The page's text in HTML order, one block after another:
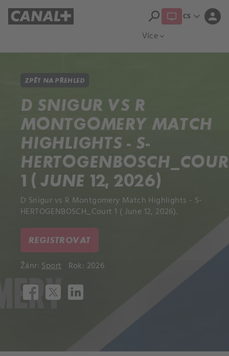
Více expand_more
search CS expand_more person
ZPĚT NA PŘEHLED
D SNIGUR VS R
MONTGOMERY MATCH
HIGHLIGHTS - S-
1 ( JUNE 12, 2026)
D Snigur vs R Montgomery Match Highlights - S-
HERTOGENBOSCH_Court 1 ( June 12, 2026).
REGISTROVAT
Žánr:Sport Rok: 2026